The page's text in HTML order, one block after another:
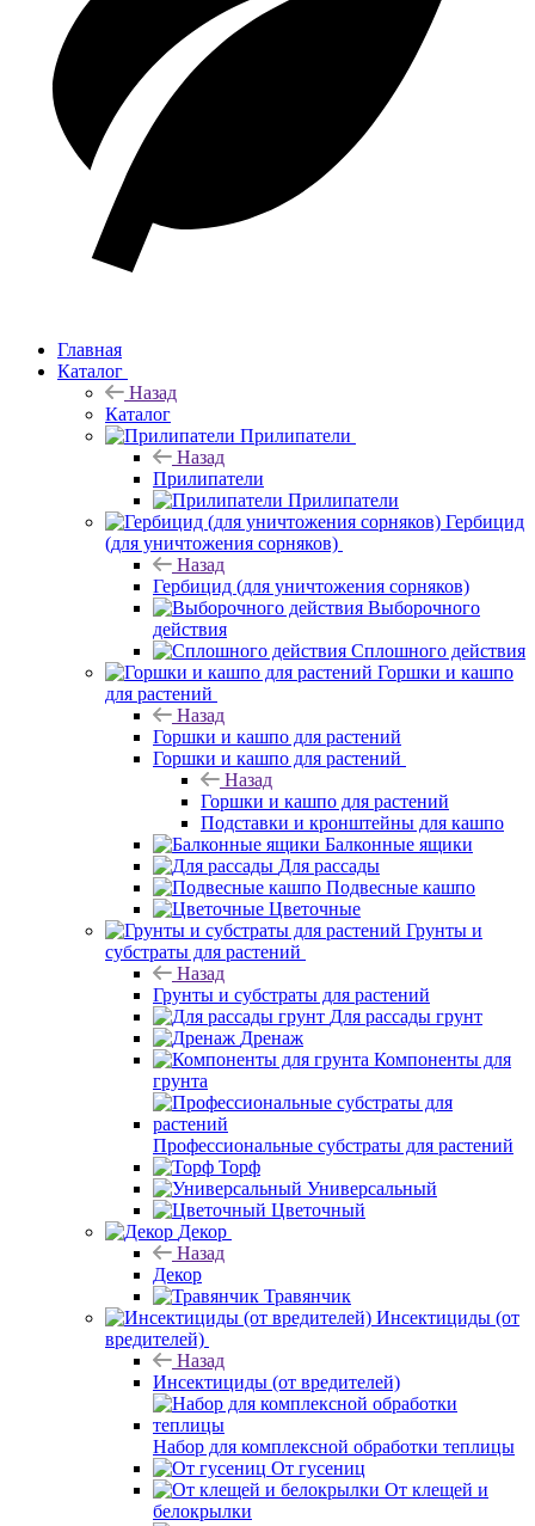
Главная
Каталог
Назад
Каталог
Прилипатели
Назад
Прилипатели
Прилипатели
Гербицид
(для уничтожения сорняков)
Назад
Гербицид (для уничтожения сорняков)
Выборочного
действия
Сплошного действия
Горшки и кашпо
для растений
Назад
Горшки и кашпо для растений
Горшки и кашпо для растений
Назад
Горшки и кашпо для растений
Подставки и кронштейны для кашпо
Балконные ящики
Для рассады
Подвесные кашпо
Цветочные
Грунты и
субстраты для растений
Назад
Грунты и субстраты для растений
Для рассады грунт
Дренаж
Компоненты для
грунта
Профессиональные субстраты для растений
Торф
Универсальный
Цветочный
Декор
Назад
Декор
Травянчик
Инсектициды (от
вредителей)
Назад
Инсектициды (от вредителей)
Набор для комплексной обработки теплицы
От гусениц
От клещей и
белокрылки